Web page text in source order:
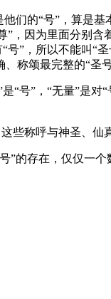
们的“号”，算是
因为里面分别含
”，所以不能叫
颂最完整的“圣
“号”，“无量”是
些称呼与神圣、仙
的存在，仅仅一